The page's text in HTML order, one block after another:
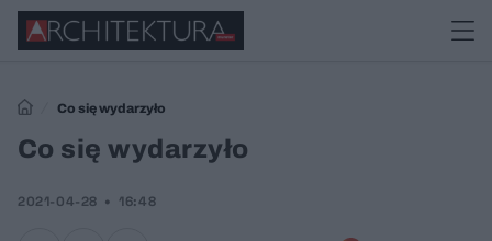
Co się wydarzyło
Co się wydarzyło
2021-04-28 16:48